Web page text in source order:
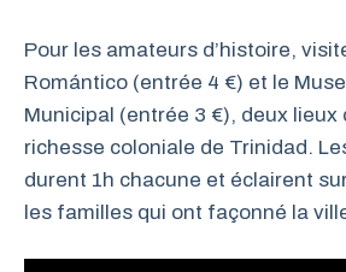
Pour les amateurs d’histoire,
Romántico (entrée 4 €) et le
Municipal (entrée 3 €), deux
richesse coloniale de Trinidad.
durent 1h chacune et éclairent
les familles qui ont façonné la